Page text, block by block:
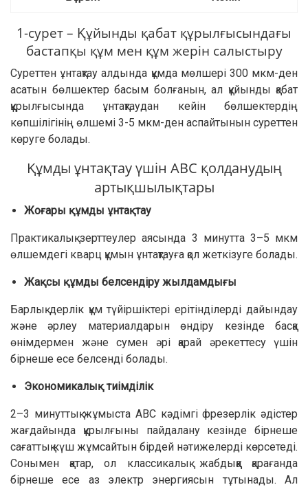
1-сурет – Құйынды қабат құрылғысындағы
бастапқы құм мен құм жерін салыстыру
Суреттен ұнтақтау алдында құмда мөлшері 300 мкм-ден
асатын бөлшектер басым болғанын, ал құйынды қабат
құрылғысында ұнтақтаудан кейін бөлшектердің
көпшілігінің өлшемі 3-5 мкм-ден аспайтынын суреттен
көруге болады.
Құмды ұнтақтау үшін АВС қолданудың
артықшылықтары
Жоғары құмды ұнтақтау
Практикалық зерттеулер аясында 3 минутта 3–5 мкм
өлшемдегі кварц құмын ұнтақтауға қол жеткізуге болады.
Жақсы құмды белсендіру жылдамдығы
Барлық дерлік құм түйіршіктері ерітінділерді дайындау
және әрлеу материалдарын өндіру кезінде басқа
өнімдермен және сумен әрі қарай әрекеттесу үшін
бірнеше есе белсенді болады.
Экономикалық тиімділік
2–3 минуттық жұмыста АВС кәдімгі фрезерлік әдістер
жағдайында құрылғыны пайдалану кезінде бірнеше
сағаттық күш жұмсайтын бірдей нәтижелерді көрсетеді.
Сонымен қатар, ол классикалық жабдыққа қарағанда
бірнеше есе аз электр энергиясын тұтынады. Ал